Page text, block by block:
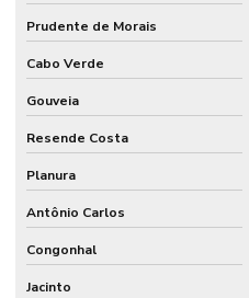
Prudente de Morais
Cabo Verde
Gouveia
Resende Costa
Planura
Antônio Carlos
Congonhal
Jacinto